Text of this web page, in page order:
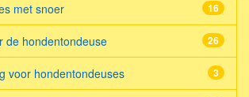
met snoer 16
de hondentondeuse 26
voor hondentondeuses 3